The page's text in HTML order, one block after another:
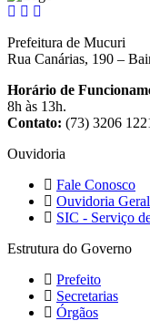
Prefeitura de Mucuri
Rua Canárias, 190 –
Horário de
8h às 13h.
Contato: (73) 3206
Ouvidoria
Fale Conosco
Ouvidoria Geral
SIC - Serviço
Estrutura do Governo
Prefeito
Secretarias
Órgãos